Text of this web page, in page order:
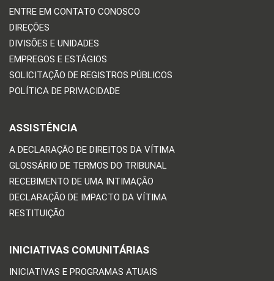
ENTRE EM CONTATO CONOSCO
DIREÇÕES
DIVISÕES E UNIDADES
EMPREGOS E ESTÁGIOS
SOLICITAÇÃO DE REGISTROS PÚBLICOS
POLÍTICA DE PRIVACIDADE
ASSISTÊNCIA
A DECLARAÇÃO DE DIREITOS DA VÍTIMA
GLOSSÁRIO DE TERMOS DO TRIBUNAL
RECEBIMENTO DE UMA INTIMAÇÃO
DECLARAÇÃO DE IMPACTO DA VÍTIMA
RESTITUIÇÃO
INICIATIVAS COMUNITÁRIAS
INICIATIVAS E PROGRAMAS ATUAIS